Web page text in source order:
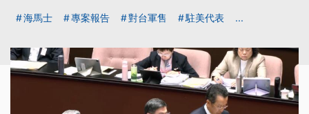
海馬士 專案報告 對台軍售 駐美代表 ...